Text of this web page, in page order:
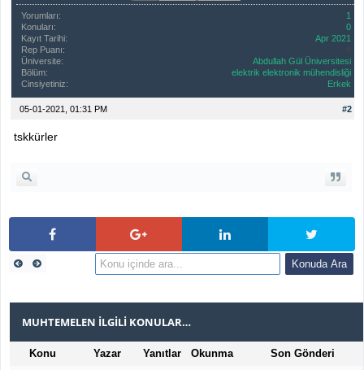
Yorumları:
1
Konuları:
0
Kayıt Tarihi:
Apr 2021
Rep Puanı:
Üniversite:
Abdullah Gül Üniversitesi
Bölüm:
elektrik elektronik mühendisliği
Cinsiyetiniz:
Erkek
#2
05-01-2021, 01:31 PM
tskkürler
MUHTEMELEN İLGILI KONULAR…
Konu Yazar Yanıtlar Okunma Son Gönderi